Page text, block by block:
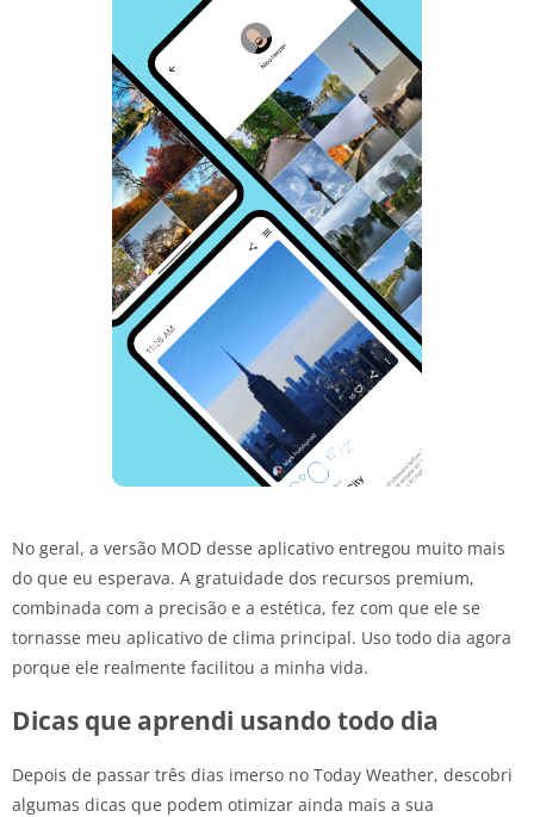
No geral, a versão MOD desse aplicativo entregou muito mais
do que eu esperava. A gratuidade dos recursos premium,
combinada com a precisão e a estética, fez com que ele se
tornasse meu aplicativo de clima principal. Uso todo dia agora
porque ele realmente facilitou a minha vida.
Dicas que aprendi usando todo dia
Depois de passar três dias imerso no Today Weather, descobri
algumas dicas que podem otimizar ainda mais a sua